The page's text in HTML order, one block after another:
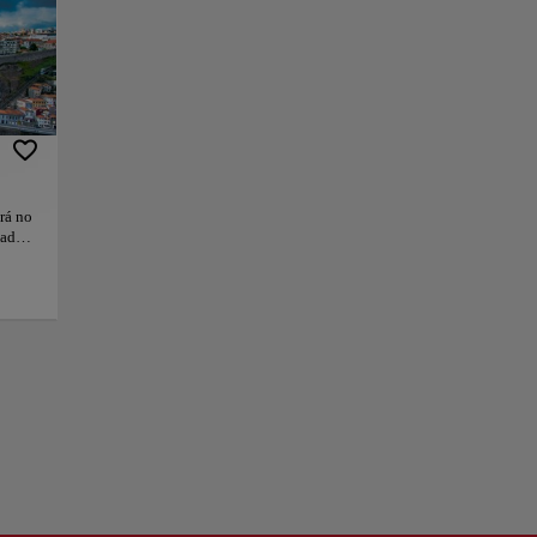
no
é por isso.
de Vila Nova
usar
a pena tirar